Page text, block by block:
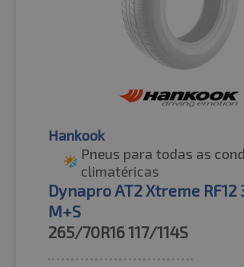
Hankook
Pneus para todas as
climatéricas
Dynapro AT2 Xtreme RF12
M+S
265/70R16117/114S